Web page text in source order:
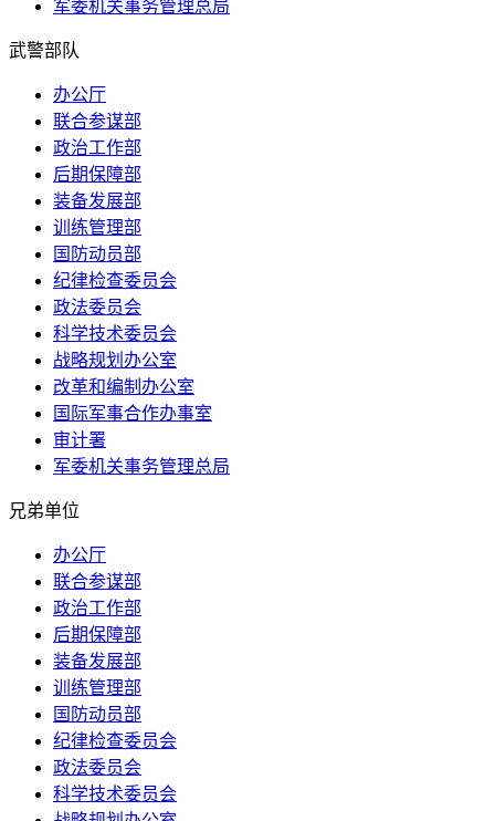
军委机关事务管理总局
武警部队
办公厅
联合参谋部
政治工作部
后期保障部
装备发展部
训练管理部
国防动员部
纪律检查委员会
政法委员会
科学技术委员会
战略规划办公室
改革和编制办公室
国际军事合作办事室
审计署
军委机关事务管理总局
兄弟单位
办公厅
联合参谋部
政治工作部
后期保障部
装备发展部
训练管理部
国防动员部
纪律检查委员会
政法委员会
科学技术委员会